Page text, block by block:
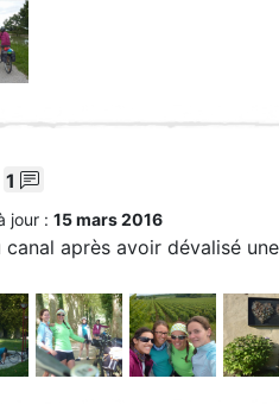
1
jour : 15 mars 2016
après avoir dévalisé